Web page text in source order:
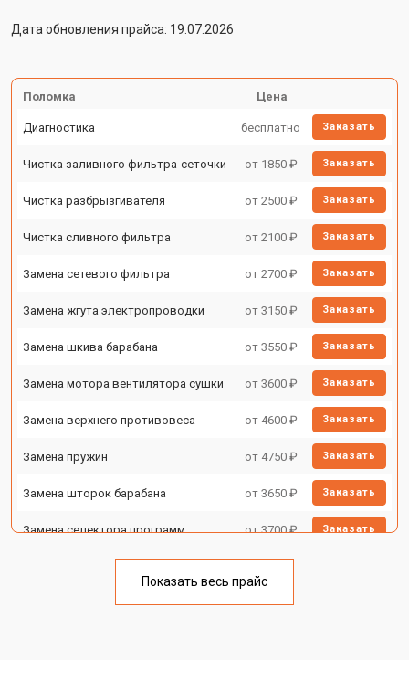
Дата обновления прайса: 19.07.2026
Поломка Цена
Диагностика бесплатно Заказать
Чистка заливного фильтра-сеточки от 1850 ₽ Заказать
Чистка разбрызгивателя от 2500 ₽ Заказать
Чистка сливного фильтра от 2100 ₽ Заказать
Замена сетевого фильтра от 2700 ₽ Заказать
Замена жгута электропроводки от 3150 ₽ Заказать
Замена шкива барабана от 3550 ₽ Заказать
Замена мотора вентилятора сушки от 3600 ₽ Заказать
Замена верхнего противовеса от 4600 ₽ Заказать
Замена пружин от 4750 ₽ Заказать
Замена шторок барабана от 3650 ₽ Заказать
Замена селектора программ от 3700 ₽ Заказать
Замена опоры бака от 2800 ₽
Показать весь прайс